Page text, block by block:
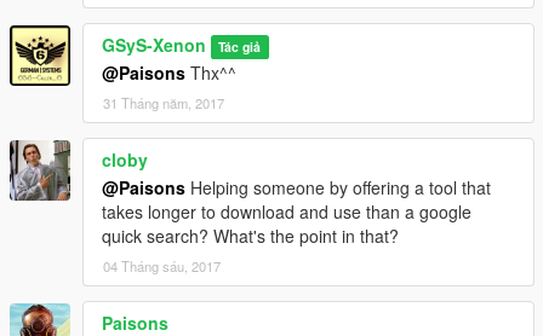
GSyS-Xenon Tác giả
@Paisons Thx^^
31 Tháng năm, 2017
cloby
@Paisons Helping someone by offering a tool that
takes longer to download and use than a google
quick search? What's the point in that?
04 Tháng sáu, 2017
Paisons